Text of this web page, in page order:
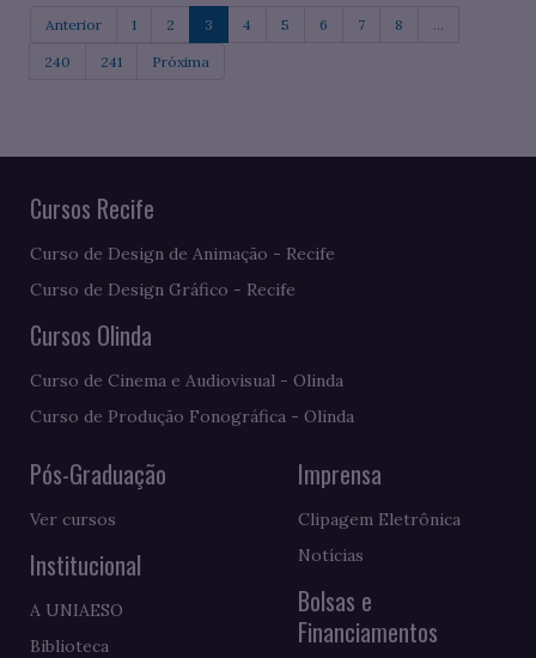
Anterior 1 2 3 4 5 6 7 8 ...
240 241 Próxima
Cursos Recife
Curso de Design de Animação - Recife
Curso de Design Gráfico - Recife
Cursos Olinda
Curso de Cinema e Audiovisual - Olinda
Curso de Produção Fonográfica - Olinda
Pós-Graduação
Ver cursos
Institucional
A UNIAESO
Biblioteca
Imprensa
Clipagem Eletrônica
Notícias
Bolsas e
Financiamentos